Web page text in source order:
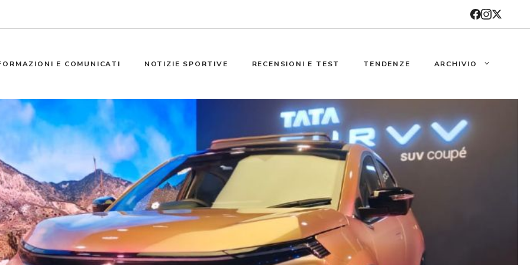
E COMUNICATI NOTIZIE SPORTIVE RECENSIONI E TEST TENDENZE ARCHIVIO